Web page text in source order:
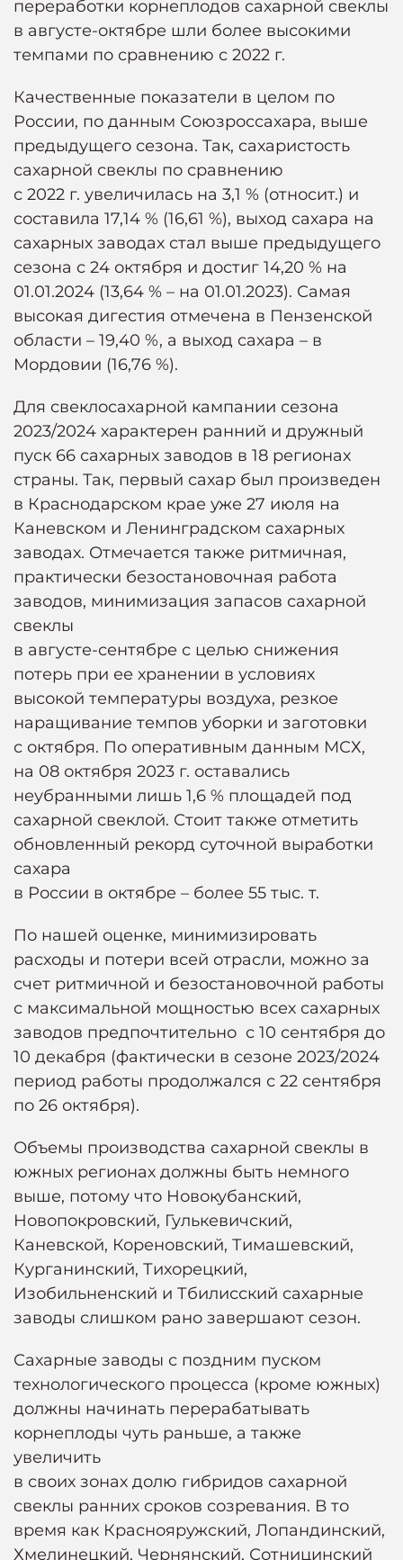
переработки корнеплодов сахарной свеклы
в августе-октябре шли более высокими
темпами по сравнению с 2022 г.
Качественные показатели в целом по
России, по данным Союзроссахара, выше
предыдущего сезона. Так, сахаристость
сахарной свеклы по сравнению
с 2022 г. увеличилась на 3,1 % (относит.) и
составила 17,14 % (16,61 %), выход сахара на
сахарных заводах стал выше предыдущего
сезона с 24 октября и достиг 14,20 % на
01.01.2024 (13,64 % – на 01.01.2023). Самая
высокая дигестия отмечена в Пензенской
области – 19,40 %, а выход сахара – в
Мордовии (16,76 %).
Для свеклосахарной кампании сезона
2023/2024 характерен ранний и дружный
пуск 66 сахарных заводов в 18 регионах
страны. Так, первый сахар был произведен
в Краснодарском крае уже 27 июля на
Каневском и Ленинградском сахарных
заводах. Отмечается также ритмичная,
практически безостановочная работа
заводов, минимизация запасов сахарной
свеклы
в августе-сентябре с целью снижения
потерь при ее хранении в условиях
высокой температуры воздуха, резкое
наращивание темпов уборки и заготовки
с октября. По оперативным данным МСХ,
на 08 октября 2023 г. оставались
неубранными лишь 1,6 % площадей под
сахарной свеклой. Стоит также отметить
обновленный рекорд суточной выработки
сахара
в России в октябре – более 55 тыс. т.
По нашей оценке, минимизировать
расходы и потери всей отрасли, можно за
счет ритмичной и безостановочной работы
с максимальной мощностью всех сахарных
заводов предпочтительно с 10 сентября до
10 декабря (фактически в сезоне 2023/2024
период работы продолжался с 22 сентября
по 26 октября).
Объемы производства сахарной свеклы в
южных регионах должны быть немного
выше, потому что Новокубанский,
Новопокровский, Гулькевичский,
Каневской, Кореновский, Тимашевский,
Курганинский, Тихорецкий,
Изобильненский и Тбилисский сахарные
заводы слишком рано завершают сезон.
Сахарные заводы с поздним пуском
технологического процесса (кроме южных)
должны начинать перерабатывать
корнеплоды чуть раньше, а также
увеличить
в своих зонах долю гибридов сахарной
свеклы ранних сроков созревания. В то
время как Краснояружский, Лопандинский,
Хмелинецкий, Чернянский, Сотницинский